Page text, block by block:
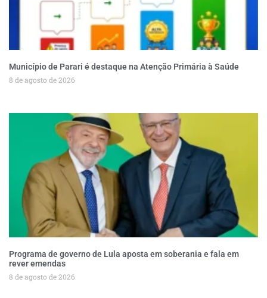
Município de Parari é destaque na Atenção Primária à Saúde
8 de agosto de 2026
Programa de governo de Lula aposta em soberania e fala em
rever emendas
8 de agosto de 2026